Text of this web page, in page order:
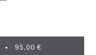
95,00 €